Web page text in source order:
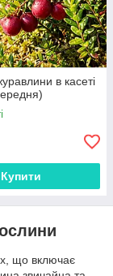
в касеті
Купити
що включає